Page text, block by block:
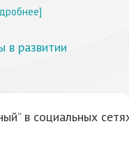
в развитии
в социальных